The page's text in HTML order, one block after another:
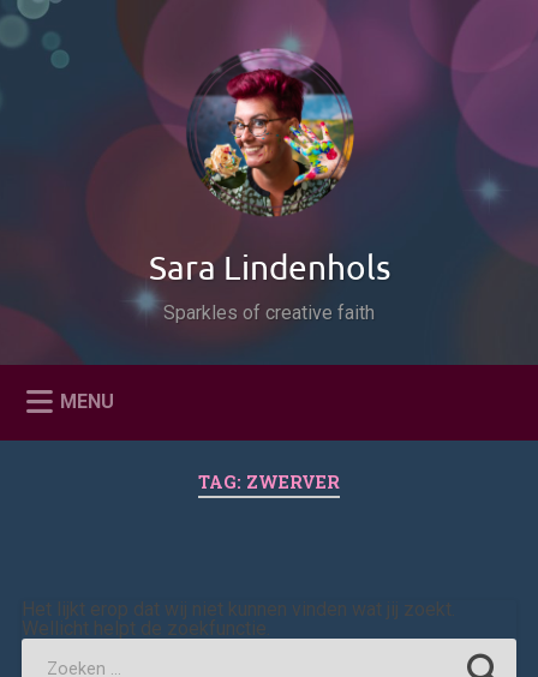
Naar
inhoud
Zoeken
Sara Lindenhols
Sparkles of creative faith
MENU
TAG: ZWERVER
Het lijkt erop dat wij niet kunnen vinden wat jij zoekt.
Wellicht helpt de zoekfunctie.